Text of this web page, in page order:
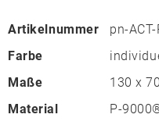
Artikelnummer
pn-
Farbe
Maße
130 x
Material
P-